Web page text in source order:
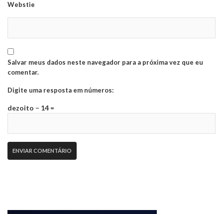
Webstie
Salvar meus dados neste navegador para a próxima vez que eu
comentar.
Digite uma resposta em números:
dezoito − 14 =